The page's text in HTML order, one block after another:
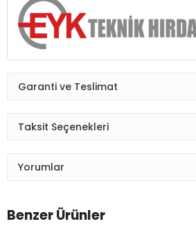
Garanti ve Teslimat
Taksit Seçenekleri
Yorumlar
Benzer Ürünler